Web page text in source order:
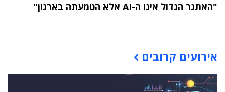
"האתגר הגדול אינו ה-AI אלא הטמעתה בארגון"
אירועים קרובים